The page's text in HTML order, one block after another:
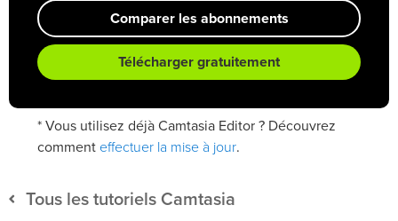
Comparer les abonnements
Télécharger gratuitement
* Vous utilisez déjà Camtasia Editor ? Découvrez
comment effectuer la mise à jour.
Tous les tutoriels Camtasia